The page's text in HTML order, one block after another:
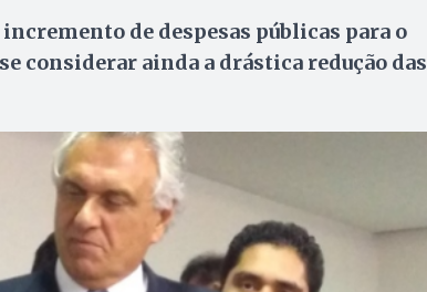
de despesas públicas para o
considerar ainda a drástica redução das